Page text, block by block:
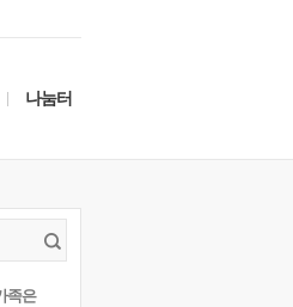
나눔터
족은